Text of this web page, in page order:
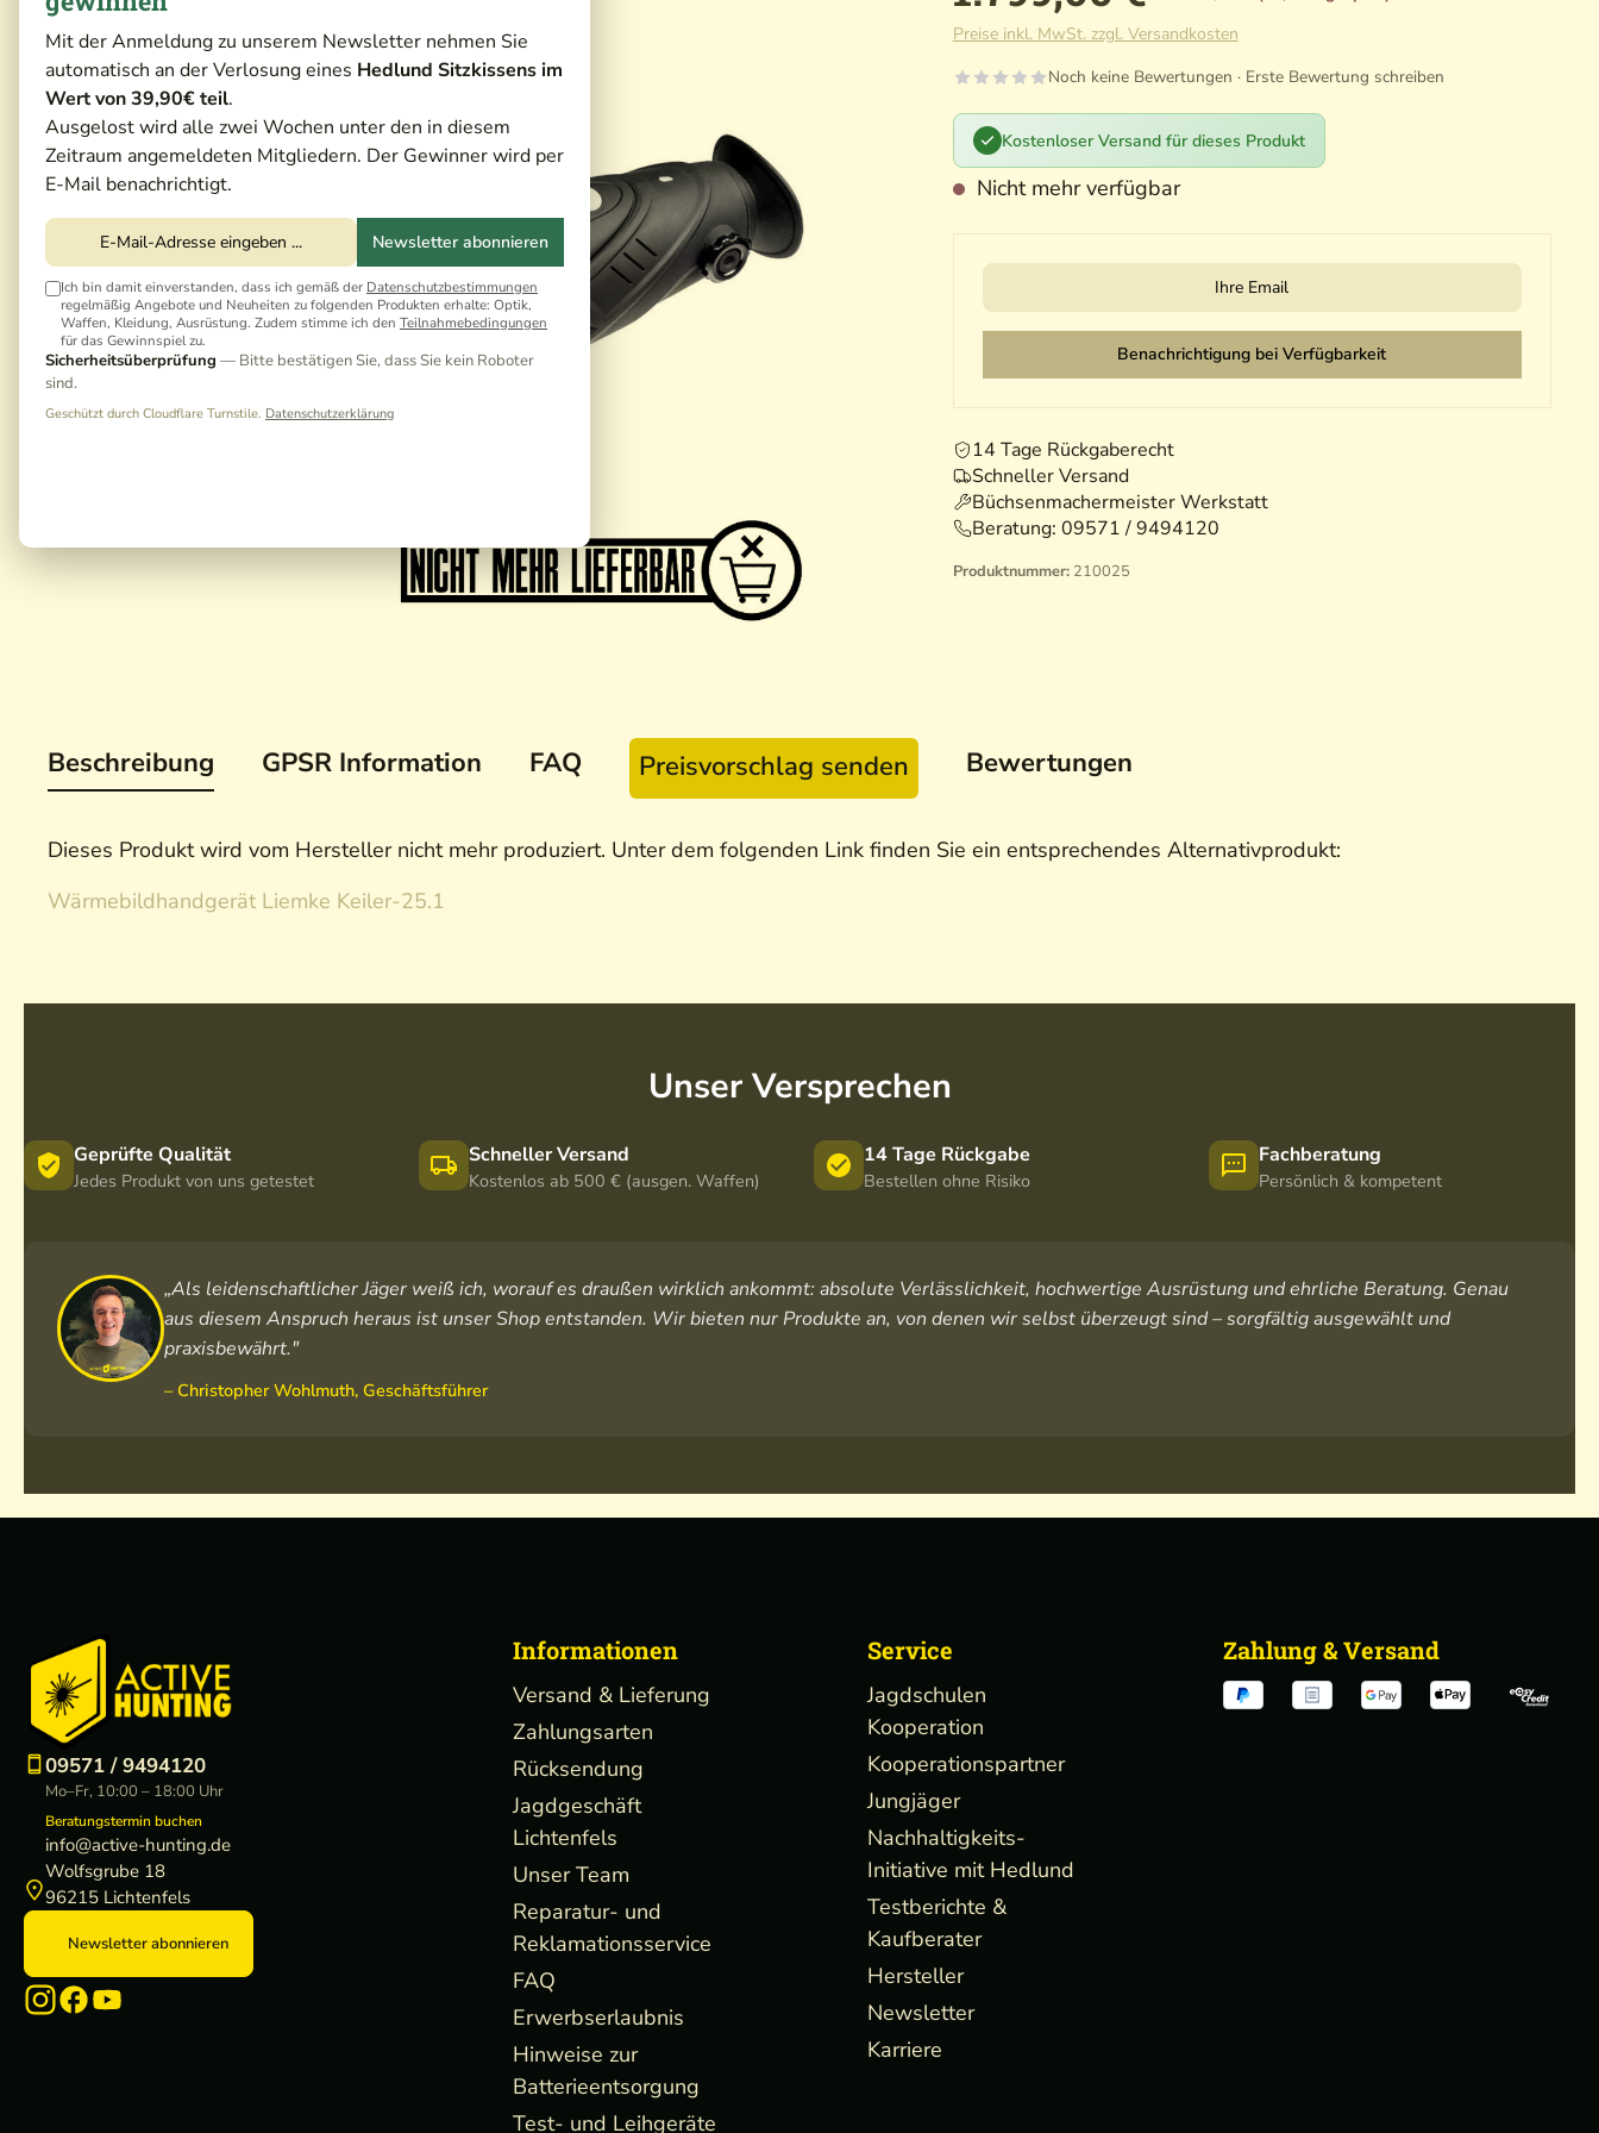
Mit der Anmeldung zu unserem Newsletter nehmen Sie
automatisch an der Verlosung eines Hedlund Sitzkissens im
Wert von 39,90€ teil.
Ausgelost wird alle zwei Wochen unter den in diesem
Zeitraum angemeldeten Mitgliedern. Der Gewinner wird per
E-Mail benachrichtigt.
Newsletter abonnieren
Ich bin damit einverstanden, dass ich gemäß der Datenschutzbestimmungen
regelmäßig Angebote und Neuheiten zu folgenden Produkten erhalte: Optik,
Waffen, Kleidung, Ausrüstung. Zudem stimme ich den Teilnahmebedingungen
für das Gewinnspiel zu.
Sicherheitsüberprüfung — Bitte bestätigen Sie, dass Sie kein Roboter
sind.
Geschützt durch Cloudflare Turnstile. Datenschutzerklärung
Preise inkl. MwSt. zzgl. Versandkosten
Noch keine Bewertungen · Erste Bewertung schreiben
Kostenloser Versand für dieses Produkt
Nicht mehr verfügbar
Benachrichtigung bei Verfügbarkeit
14 Tage Rückgaberecht
Schneller Versand
Büchsenmachermeister Werkstatt
Beratung: 09571 / 9494120
Produktnummer: 210025
Beschreibung GPSR Information FAQ Preisvorschlag senden Bewertungen
Dieses Produkt wird vom Hersteller nicht mehr produziert. Unter dem folgenden Link finden Sie ein entsprechendes Alternativprodukt:
Wärmebildhandgerät Liemke Keiler-25.1
Unser Versprechen
Geprüfte Qualität
Jedes Produkt von uns getestet
Schneller Versand
Kostenlos ab 500 € (ausgen. Waffen)
14 Tage Rückgabe
Bestellen ohne Risiko
Fachberatung
Persönlich & kompetent
„Als leidenschaftlicher Jäger weiß ich, worauf es draußen wirklich ankommt: absolute Verlässlichkeit, hochwertige Ausrüstung und ehrliche Beratung. Genau
aus diesem Anspruch heraus ist unser Shop entstanden. Wir bieten nur Produkte an, von denen wir selbst überzeugt sind – sorgfältig ausgewählt und
praxisbewährt."
– Christopher Wohlmuth, Geschäftsführer
09571 / 9494120
Mo–Fr, 10:00 – 18:00 Uhr
Beratungstermin buchen
info@active-hunting.de
Wolfsgrube 18
96215 Lichtenfels
Newsletter abonnieren
Informationen
Versand & Lieferung
Zahlungsarten
Rücksendung
Jagdgeschäft
Lichtenfels
Unser Team
Reparatur- und
Reklamationsservice
FAQ
Erwerbserlaubnis
Hinweise zur
Batterieentsorgung
Test- und Leihgeräte
Service
Jagdschulen
Kooperation
Kooperationspartner
Jungjäger
Nachhaltigkeits-
Initiative mit Hedlund
Testberichte &
Kaufberater
Hersteller
Newsletter
Karriere
Zahlung & Versand